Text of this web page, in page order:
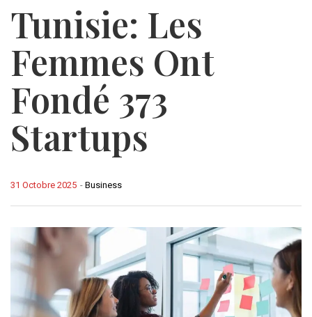
Tunisie: Les
Femmes Ont
Fondé 373
Startups
- Business
31 Octobre 2025